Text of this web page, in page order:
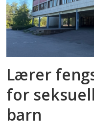
Lærer
for
barn